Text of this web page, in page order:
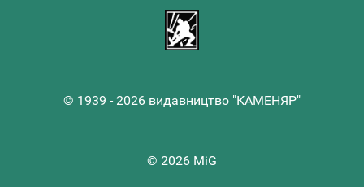
© 1939 - 2026 видавництво "КАМЕНЯР"
© 2026 MiG